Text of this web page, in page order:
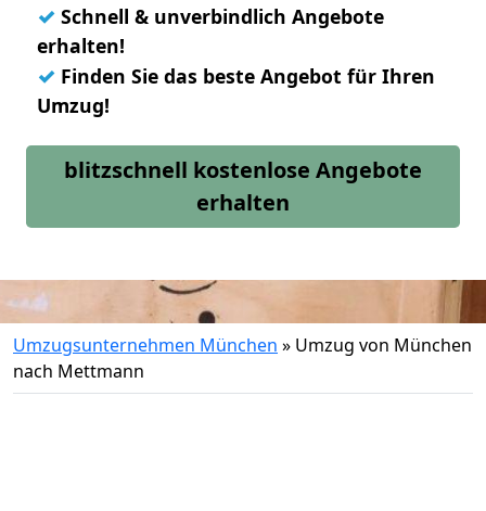
✓ Schnell & unverbindlich Angebote
erhalten!
✓ Finden Sie das beste Angebot für Ihren
Umzug!
blitzschnell kostenlose Angebote
erhalten
Umzugsunternehmen München » Umzug von München
nach Mettmann